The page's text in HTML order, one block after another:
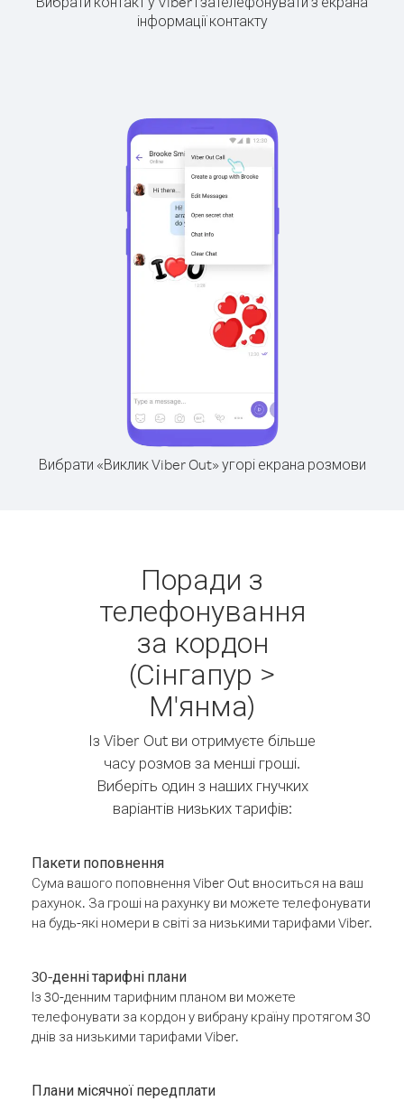
інформації контакту
Вибрати «Виклик Viber Out» угорі екрана розмови
Поради з
телефонування
за кордон
(Сінгапур >
М'янма)
Із Viber Out ви отримуєте більше
часу розмов за менші гроші.
Виберіть один з наших гнучких
варіантів низьких тарифів:
Пакети поповнення
Сума вашого поповнення Viber Out вноситься на ваш
рахунок. За гроші на рахунку ви можете телефонувати
на будь-які номери в світі за низькими тарифами Viber.
30-денні тарифні плани
Із 30-денним тарифним планом ви можете
телефонувати за кордон у вибрану країну протягом 30
днів за низькими тарифами Viber.
Плани місячної передплати